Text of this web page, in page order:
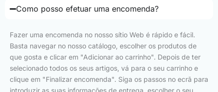
Como posso efetuar uma encomenda?
Fazer uma encomenda no nosso sítio Web é rápido e fácil.
Basta navegar no nosso catálogo, escolher os produtos de
que gosta e clicar em "Adicionar ao carrinho". Depois de ter
selecionado todos os seus artigos, vá para o seu carrinho e
clique em "Finalizar encomenda". Siga os passos no ecrã para